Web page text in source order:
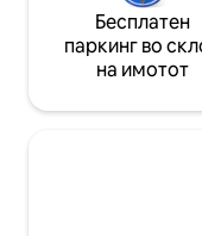
Бесплатен
паркинг во
на имотот